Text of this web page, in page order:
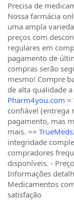
Precisa de
Nossa farmácia
uma ampla
preços com
regulares em
pagamento de
compras serão
mesmo! Compre
de alta qualidade
Pharm4you.com =
confiável (entrega
pagamento, mas
mais. ==
integridade
compradores
disponíveis. -
Informações
Medicamentos
satisfação